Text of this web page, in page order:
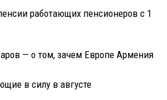
работающих пенсионеров с 1
— о том, зачем Европе Армения
в силу в августе